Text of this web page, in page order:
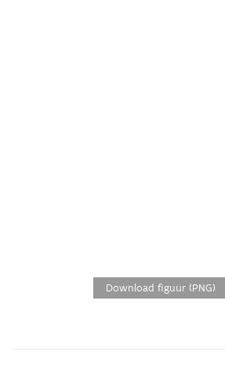
Download figuur (PNG)